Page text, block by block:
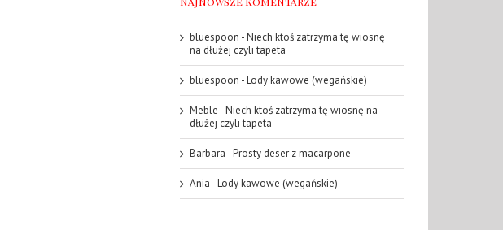
bluespoon -Niech ktoś zatrzyma tę wiosnę
na dłużej czyli tapeta
bluespoon -Lody kawowe (wegańskie)
Meble -Niech ktoś zatrzyma tę wiosnę na
dłużej czyli tapeta
Barbara -Prosty deser z macarpone
Ania -Lody kawowe (wegańskie)